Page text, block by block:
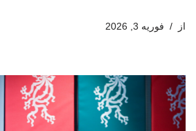
از فوریه 3, 2026